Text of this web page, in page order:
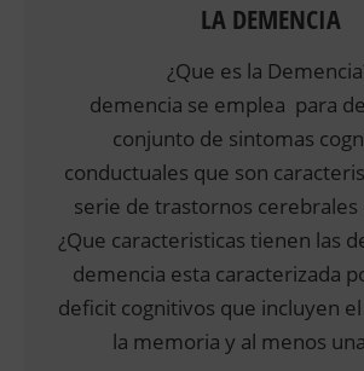
LA DEMENCIA
¿Que es la Demencia?
demencia se emplea para
conjunto de sintomas
conductuales que son
serie de trastornos cerebrales
¿Que caracteristicas tienen las
demencia esta caracterizada
deficit cognitivos que incluyen
la memoria y al menos